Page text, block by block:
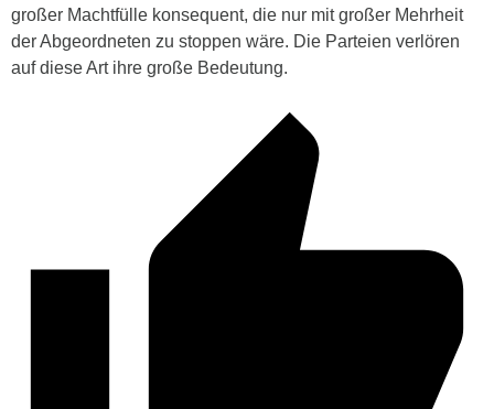
großer Machtfülle konsequent, die nur mit großer Mehrheit
der Abgeordneten zu stoppen wäre. Die Parteien verlören
auf diese Art ihre große Bedeutung.